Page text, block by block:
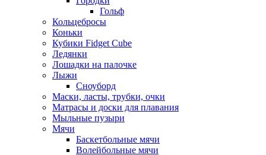
Гольф
Кольцебросы
Коньки
Кубики Fidget Cube
Ледянки
Лошадки на палочке
Лыжи
Сноуборд
Маски, ласты, трубки, очки
Матрасы и доски для плавания
Мыльные пузыри
Мячи
Баскетбольные мячи
Волейбольные мячи